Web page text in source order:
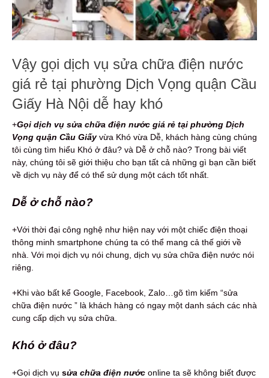
Vậy gọi dịch vụ sửa chữa điện nước
giá rẻ tại phường Dịch Vọng quận Cầu
Giấy Hà Nội dễ hay khó
+Gọi dịch vụ sửa chữa điện nước giá rẻ tại phường Dịch
Vọng quận Cầu Giấyvừa Khó vừa Dễ, khách hàng cùng chúng
tôi cùng tìm hiểu Khó ở đâu? và Dễ ở chỗ nào? Trong bài viết
này, chúng tôi sẽ giới thiệu cho bạn tất cả những gì bạn cần biết
về dịch vụ này để có thể sử dụng một cách tốt nhất.
Dễ ở chỗ nào?
+Với thời đại công nghệ như hiện nay với một chiếc điện thoại
thông minh smartphone chúng ta có thể mang cả thế giới về
nhà. Với mọi dịch vụ nói chung, dịch vụ sửa chữa điện nước nói
riêng.
+Khi vào bất kể Google, Facebook, Zalo…gõ tìm kiếm “sửa
chữa điện nước ” là khách hàng có ngay một danh sách các nhà
cung cấp dịch vụ sửa chữa.
Khó ở đâu?
+Gọi dịch vụ sửa chữa điện nước online ta sẽ không biết được